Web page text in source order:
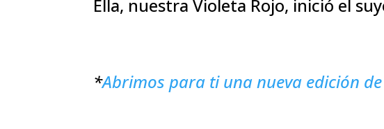
Ella, nuestra Violeta Rojo, inició el
*Abrimos para ti una nueva edición